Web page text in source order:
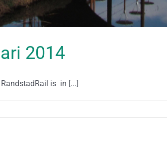
2014
is in [...]